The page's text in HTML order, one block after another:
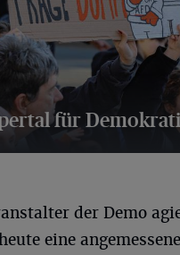
für
der Demo
eine